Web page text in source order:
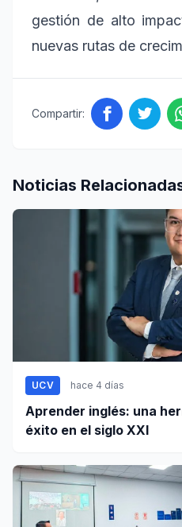
gestión de alto
nuevas rutas de
Compartir:
Noticias
UCV hace 4 días
Aprender inglés: una
éxito en el siglo XXI